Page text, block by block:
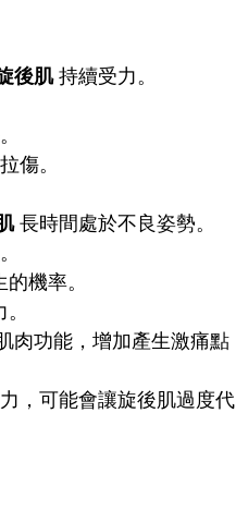
後肌持續受力。
傷。
長時間處於不良姿勢。
機率。
肉功能，增加產生激痛點
，可能會讓旋後肌過度代